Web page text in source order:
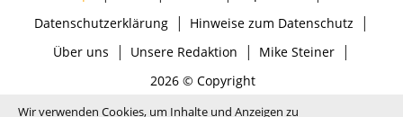
Datenschutzerklärung| Hinweise zum Datenschutz |
Über uns | Unsere Redaktion | Mike Steiner|
2026 © Copyright
Wir verwenden Cookies, um Inhalte und Anzeigen zu